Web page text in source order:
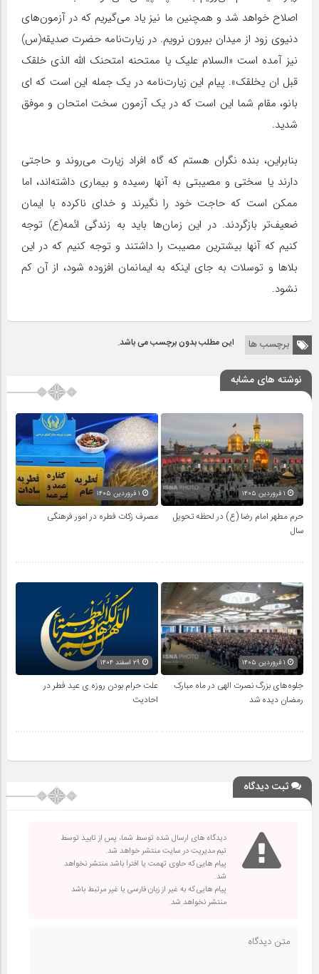
اصلاح خواهد شد و همچنین ما نیز یاد می‌گیریم که در آزمون‌های
دنیوی زود از میدان بیرون نرویم. در زیارت‌نامه حضرت صدیقه(س)
نیز آمده است «السلام علیک یا ممتحنه امتحنک الله الذی خلقک
قبل ان یخلقک». پیام این زیارت‌نامه در یک جمله این است که ای
بانو، مقام شما این است که در یک آزمون سخت امتحان و موفق
شدید.
بنابراین، بنده نگران هستم که گاه افراد زیارت می‌روند و حاجتی
دارند یا سختی و مصیبتی به آنها رسیده و بیماری داشته‌اند، اما
ممکن است که حاجت خود را نگیرند و خدای ناکرده با ایمان
ضعیف‌تر بازگردند. در این زمان‌ها باید به زندگی ائمه(ع) توجه
کنیم که آنها بیشترین مصیبت را داشتند و توجه کنیم که در این
بلاها و توسلات به جای اینکه به ایمانمان افزوده شود، از آن کم
نشود.
برچسب ها این مطلب بدون برچسب می باشد.
نوشته های مشابه
حرم مطهر امام رضا (ع) در لحظه تحویل
سال
مصرف زکات فطره در امور فرهنگی
جلوه‌های بزرگ نصرت الهی در ماه مبارک
رمضان دیده شد
علت حرام بودن روزه ی عید فطر در
احادیث
ثبت دیدگاه
دیدگاه های ارسال شده توسط شما، پس از تایید توسط
تیم مدیریت در سایت منتشر خواهد شد.
پیام هایی که حاوی تهمت یا افترا باشد منتشر نخواهد
شد.
پیام هایی که به غیر از زبان فارسی یا غیر مرتبط باشد
منتشر نخواهد شد.